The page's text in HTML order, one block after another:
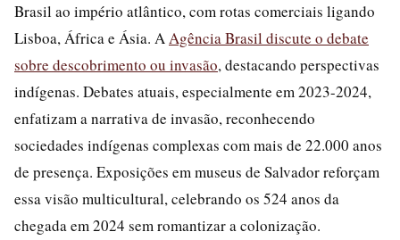
Brasil ao império atlântico, com rotas comerciais ligando
Lisboa, África e Ásia. AAgência Brasil discute o debate
sobre descobrimento ou invasão, destacando perspectivas
indígenas. Debates atuais, especialmente em 2023-2024,
enfatizam a narrativa de invasão, reconhecendo
sociedades indígenas complexas com mais de 22.000 anos
de presença. Exposições em museus de Salvador reforçam
essa visão multicultural, celebrando os 524 anos da
chegada em 2024 sem romantizar a colonização.